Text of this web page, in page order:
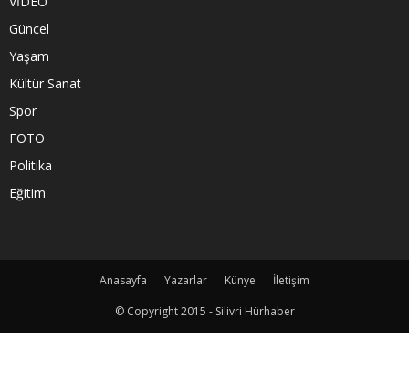
Güncel
Yaşam
Kültür Sanat
Spor
FOTO
Politika
Eğitim
Anasayfa Yazarlar Künye
İletişim
© Copyright 2015 - Silivri Hürhaber